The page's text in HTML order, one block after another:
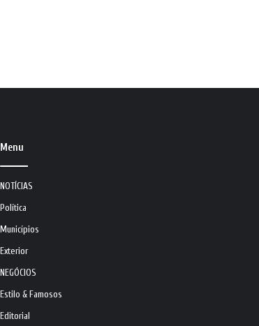
Menu
NOTÍCIAS
Política
Municípios
Exterior
NEGÓCIOS
Estilo & Famosos
Editorial